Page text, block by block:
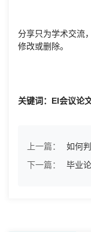
分享只为学术交流
修改或删除。
关键词：EI会议论
上一篇：
如何
下一篇：
毕业